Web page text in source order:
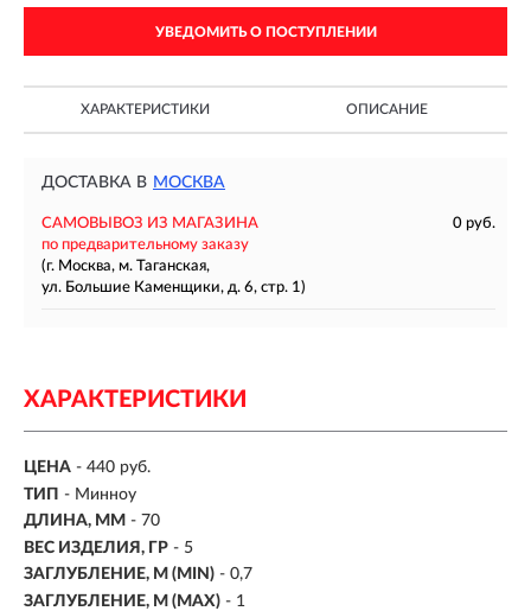
УВЕДОМИТЬ О ПОСТУПЛЕНИИ
ХАРАКТЕРИСТИКИ ОПИСАНИЕ
ДОСТАВКА В МОСКВА
САМОВЫВОЗ ИЗ МАГАЗИНА
0 руб.
по предварительному заказу
(г. Москва, м. Таганская,
ул. Большие Каменщики, д. 6, стр. 1)
ХАРАКТЕРИСТИКИ
ЦЕНА - 440 руб.
ТИП - Минноу
ДЛИНА, ММ - 70
ВЕС ИЗДЕЛИЯ, ГР - 5
ЗАГЛУБЛЕНИЕ, М (MIN) - 0,7
ЗАГЛУБЛЕНИЕ, М (MAX) - 1